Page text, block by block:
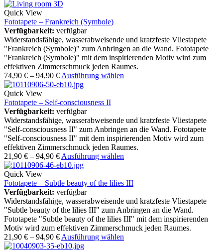
Quick View
Fototapete – Frankreich (Symbole)
Verfügbarkeit: verfügbar
Widerstandsfähige, wasserabweisende und kratzfeste Vliestapete
"Frankreich (Symbole)" zum Anbringen an die Wand. Fototapete
"Frankreich (Symbole)" mit dem inspirierenden Motiv wird zum
effektiven Zimmerschmuck jeden Raumes.
74,90 € – 94,90 € Ausführung wählen
Quick View
Fototapete – Self-consciousness II
Verfügbarkeit: verfügbar
Widerstandsfähige, wasserabweisende und kratzfeste Vliestapete
"Self-consciousness II" zum Anbringen an die Wand. Fototapete
"Self-consciousness II" mit dem inspirierenden Motiv wird zum
effektiven Zimmerschmuck jeden Raumes.
21,90 € – 94,90 € Ausführung wählen
Quick View
Fototapete – Subtle beauty of the lilies III
Verfügbarkeit: verfügbar
Widerstandsfähige, wasserabweisende und kratzfeste Vliestapete
"Subtle beauty of the lilies III" zum Anbringen an die Wand.
Fototapete "Subtle beauty of the lilies III" mit dem inspirierenden
Motiv wird zum effektiven Zimmerschmuck jeden Raumes.
21,90 € – 94,90 € Ausführung wählen